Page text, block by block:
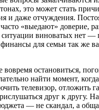
это может стать
и даже отчуждения.
«выедают» доверие,
виноватых нет —
финансы для семьи так же
вовремя остановиться,
найти момент,
телевизор, отложить
друг к другу.
— не скандал, а